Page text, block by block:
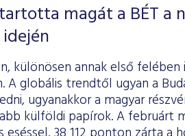
magát a BÉT a
különösen annak első
A globális trendtől ugyan a
ugyanakkor a magyar
külföldi papírok. A februárt